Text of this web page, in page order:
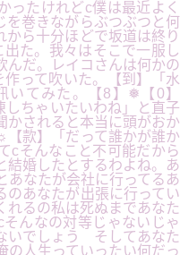
ったけれどc僕は最近よく
を巻きながらぶつぶつと何
から十分ほどで坂道は終り
た。我々はそこで一服し
んだ。レイコさんは何かの
って吹いた。【到】「水
いてみた。【8】❅【0】
ちゃいたいわね」と直子
かされると本当に頭がおか
【款】「だって誰かが誰か
cそんなこと不可能だから
結婚したとするわよね。あ
あなたが会社に行ってるあ
のあなたが出張に行ってい
れるの私は死ぬまであなた
んなの対等じゃないじゃ
いでしょう そしてあなた
の人生っていったい何だっ